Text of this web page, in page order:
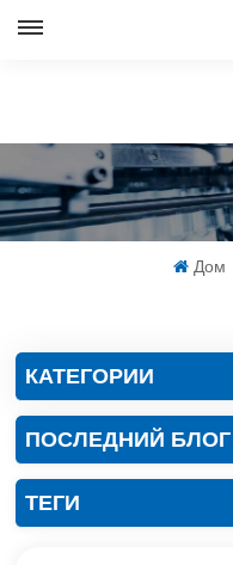
Русский
Español
Дом
КАТЕГОРИИ
ПОСЛЕДНИЙ БЛОГ
ТЕГИ